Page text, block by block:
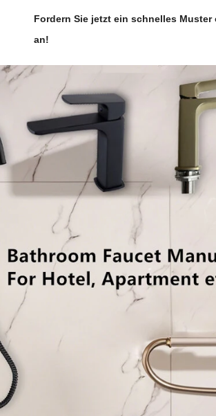
Fordern Sie jetzt ein schnelles
an!